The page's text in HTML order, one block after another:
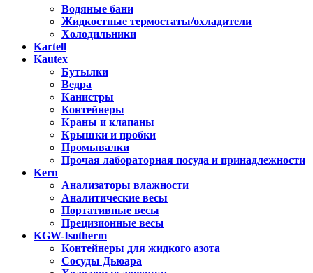
Водяные бани
Жидкостные термостаты/охладители
Холодильники
Kartell
Kautex
Бутылки
Ведра
Канистры
Контейнеры
Краны и клапаны
Крышки и пробки
Промывалки
Прочая лабораторная посуда и принадлежности
Kern
Анализаторы влажности
Аналитические весы
Портативные весы
Прецизионные весы
KGW-Isotherm
Контейнеры для жидкого азота
Сосуды Дьюара